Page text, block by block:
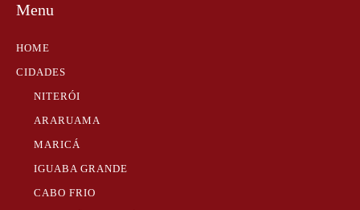
Menu
HOME
CIDADES
NITERÓI
ARARUAMA
MARICÁ
IGUABA GRANDE
CABO FRIO